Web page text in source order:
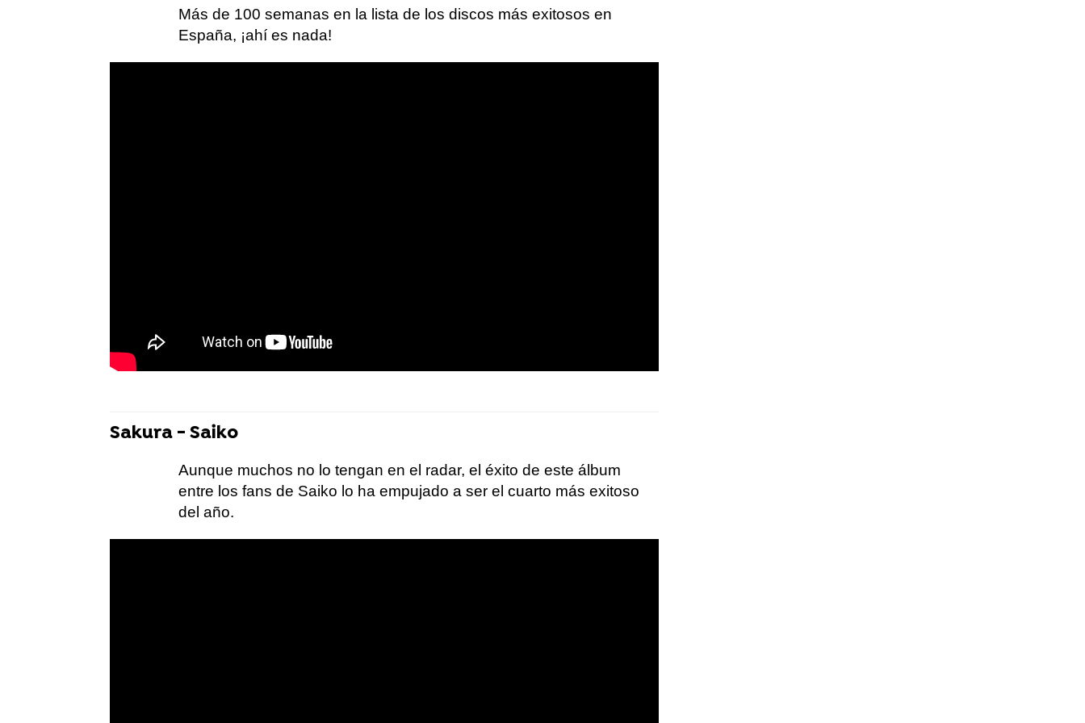
Más de 100 semanas en la lista de los discos más exitosos en
España, ¡ahí es nada!
Sakura - Saiko
Aunque muchos no lo tengan en el radar, el éxito de este álbum
entre los fans de Saiko lo ha empujado a ser el cuarto más exitoso
del año.